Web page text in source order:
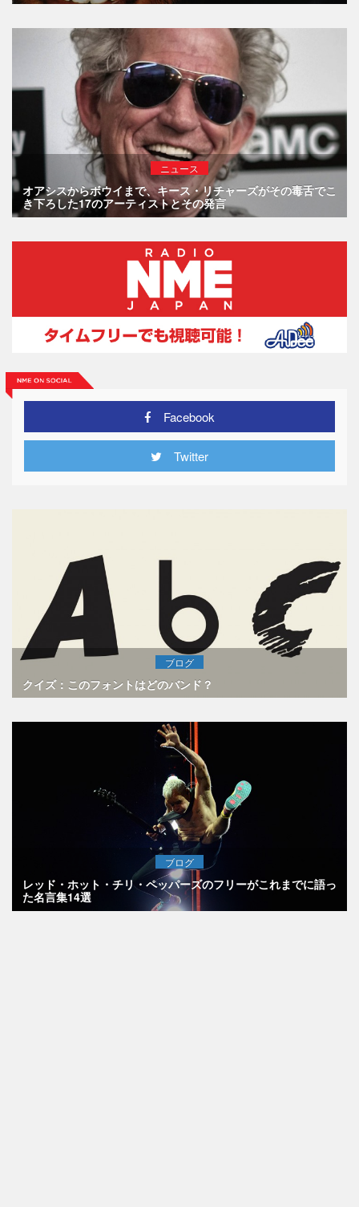
ニュース
オアシスからボウイまで、キース・リチャーズがその毒舌でこ
き下ろした17のアーティストとその発言
Facebook
Twitter
ブログ
クイズ：このフォントはどのバンド？
ブログ
レッド・ホット・チリ・ペッパーズのフリーがこれまでに語っ
た名言集14選